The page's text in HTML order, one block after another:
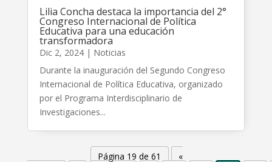
Lilia Concha destaca la importancia del 2°
Congreso Internacional de Política
Educativa para una educación
transformadora
Dic 2, 2024| Noticias
Durante la inauguración del Segundo Congreso
Internacional de Política Educativa, organizado
por el Programa Interdisciplinario de
Investigaciones...
Página 19 de 61
«